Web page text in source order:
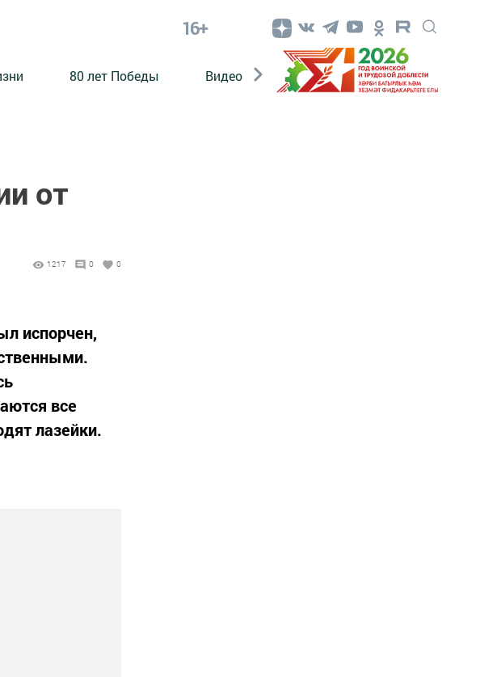
16+
80 лет Победы Видео Конкурсы ЭтноДети
от
1217 0 0
испорчен,
все
лазейки.